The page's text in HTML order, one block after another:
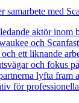
samarbete med
aktör inom
och
ett liknande
och fokus
lyfta fram
för